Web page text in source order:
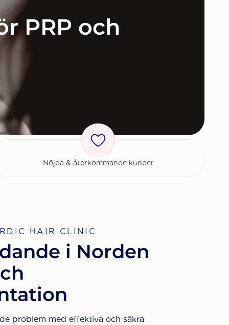
PRP och
Nöjda & återkommande kunder
HAIR CLINIC
i Norden
problem med effektiva och säkra